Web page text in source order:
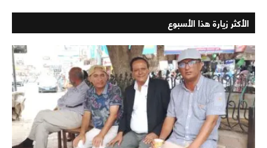
الأكثر زيارة هذا الأسبوع